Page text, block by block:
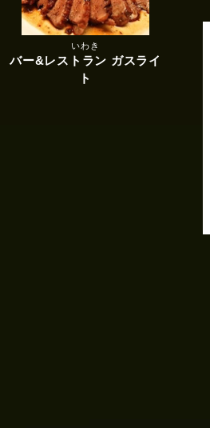
いわき
バー&レストラン ガスライ
ト